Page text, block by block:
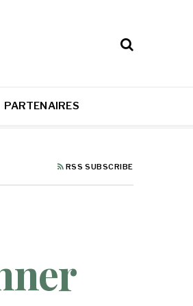
PARTENAIRES
RSS SUBSCRIBE